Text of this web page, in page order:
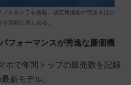
ルカメラを搭載。超広角撮影や背景をぼか
気軽に楽しめる。
フォーマンスが秀逸な廉価機
ホで年間トップの販売数を記録
新モデル。